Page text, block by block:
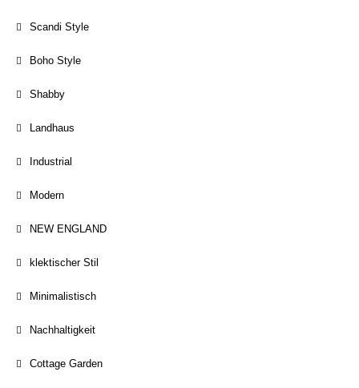
Scandi Style
Boho Style
Shabby
Landhaus
Industrial
Modern
NEW ENGLAND
klektischer Stil
Minimalistisch
Nachhaltigkeit
Cottage Garden